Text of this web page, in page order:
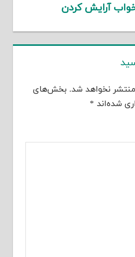
آرایش کردن
نخواهد شد. بخش‌های
شده‌اند *